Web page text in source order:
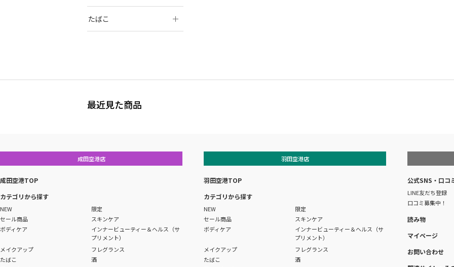
たばこ
最近見た商品
成田空港店
成田空港TOP
カテゴリから探す
NEW
限定
セール商品
スキンケア
ボディケア
インナービューティー＆ヘルス（サ
プリメント）
メイクアップ
フレグランス
たばこ
酒
羽田空港店
羽田空港TOP
カテゴリから探す
NEW
限定
セール商品
スキンケア
ボディケア
インナービューティー＆ヘルス（サ
プリメント）
メイクアップ
フレグランス
たばこ
酒
公式SNS・口コ
LINE友だち登録
口コミ募集中！
読み物
マイページ
お問い合わせ